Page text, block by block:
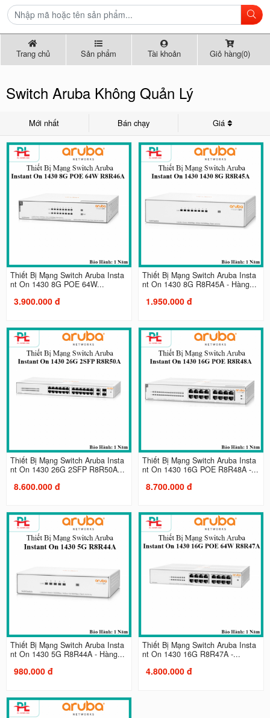
Trang chủ Sản phẩm Tài khoản Giỏ hàng(0)
Switch Aruba Không Quản Lý
Mới nhất Bán chạy Giá
Thiết Bị Mạng Switch Aruba Insta
nt On 1430 8G POE 64W...
3.900.000 đ
Thiết Bị Mạng Switch Aruba Insta
nt On 1430 8G R8R45A - Hàng...
1.950.000 đ
Thiết Bị Mạng Switch Aruba Insta
nt On 1430 26G 2SFP R8R50A...
8.600.000 đ
Thiết Bị Mạng Switch Aruba Insta
nt On 1430 16G POE R8R48A -...
8.700.000 đ
Thiết Bị Mạng Switch Aruba Insta
nt On 1430 5G R8R44A - Hàng...
980.000 đ
Thiết Bị Mạng Switch Aruba Insta
nt On 1430 16G R8R47A -...
4.800.000 đ